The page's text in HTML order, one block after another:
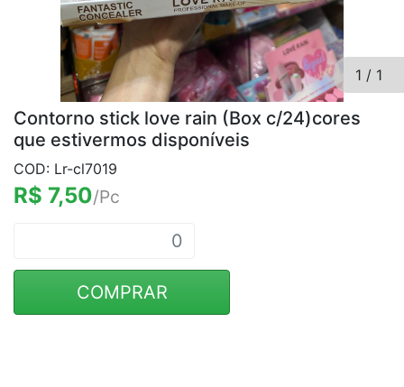
1 / 1
Contorno stick love rain (Box c/24)cores
que estivermos disponíveis
COD: Lr-cl7019
R$ 7,50/Pc
COMPRAR